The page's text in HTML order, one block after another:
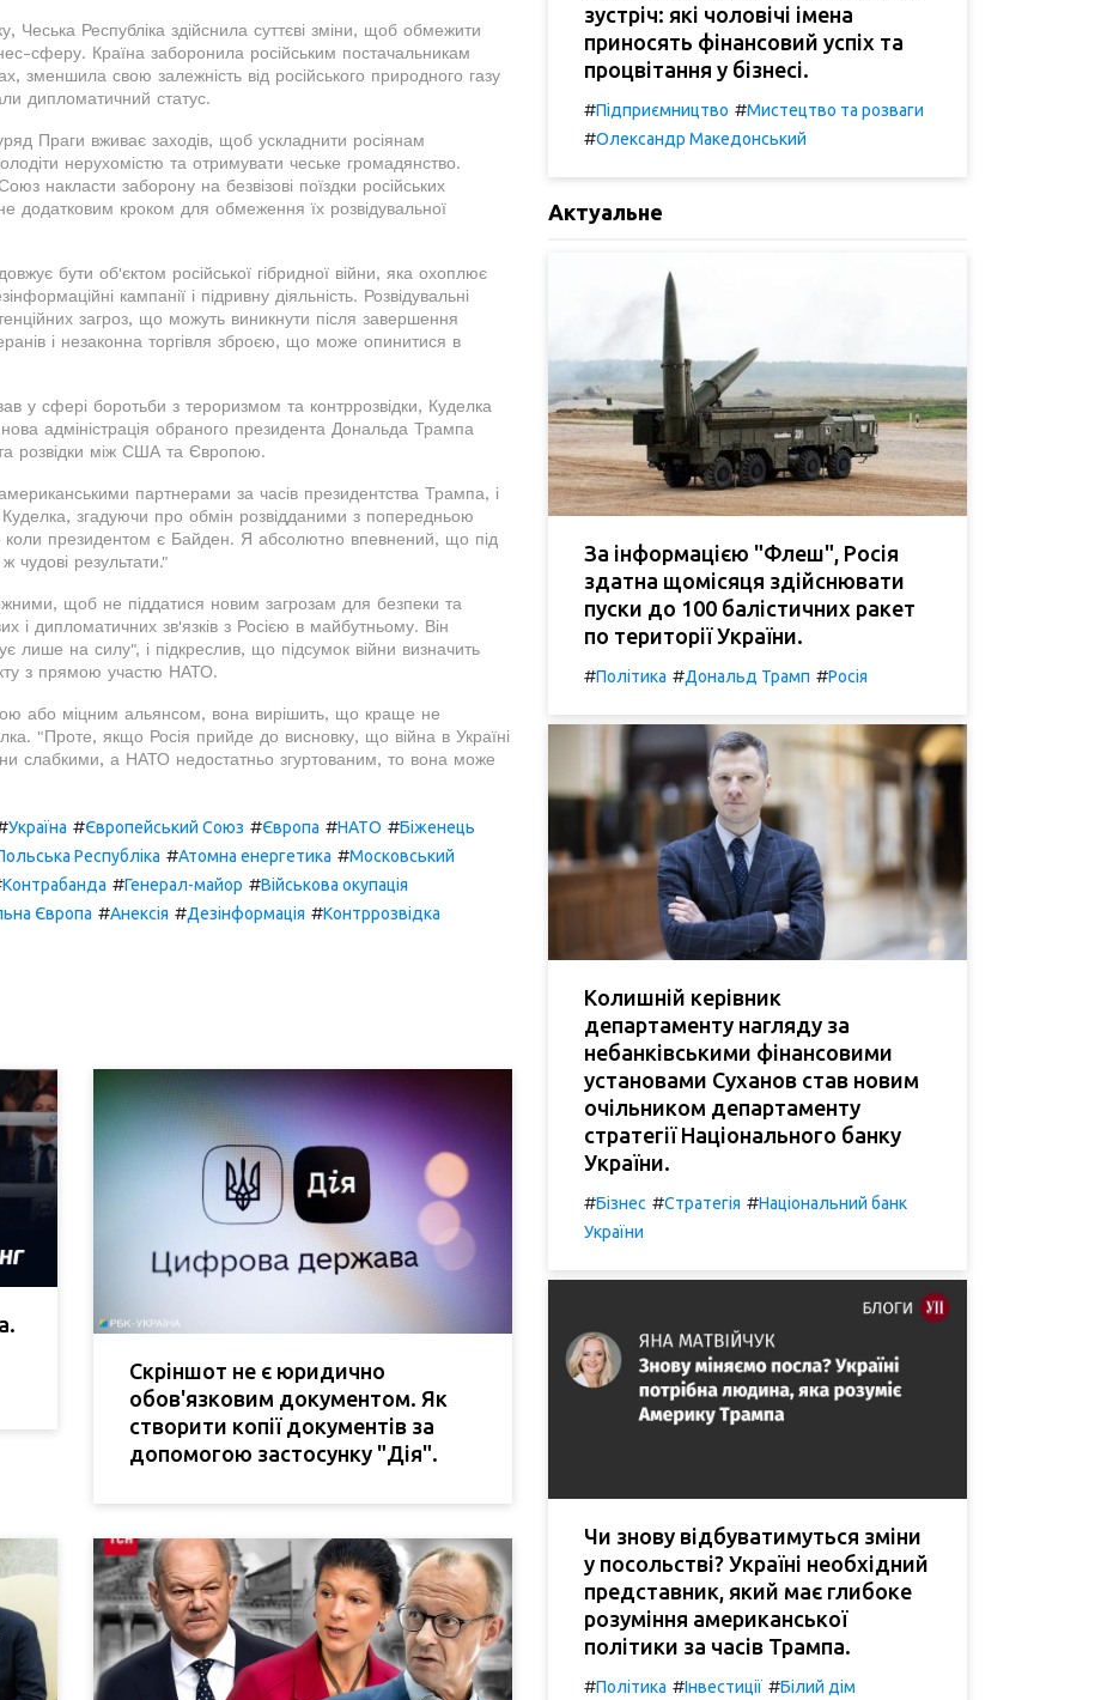
Чеська Республіка здійснила суттєві зміни, щоб обмежити
сферу. Країна заборонила російським постачальникам
зменшила свою залежність від російського природного газу
дипломатичний статус.
Праги вживає заходів, щоб ускладнити росіянам
нерухомістю та отримувати чеське громадянство.
накласти заборону на безвізові поїздки російських
кроком для обмеження їх розвідувальної
бути об'єктом російської гібридної війни, яка охоплює
кампанії і підривну діяльність. Розвідувальні
загроз, що можуть виникнути після завершення
і незаконна торгівля зброєю, що може опинитися в
у сфері боротьби з тероризмом та контррозвідки, Куделка
адміністрація обраного президента Дональда Трампа
розвідки між США та Європою.
партнерами за часів президентства Трампа, і
згадуючи про обмін розвідданими з попередньою
коли президентом є Байден. Я абсолютно впевнений, що під
чудові результати."
щоб не піддатися новим загрозам для безпеки та
і дипломатичних зв'язків з Росією в майбутньому. Він
лише на силу", і підкреслив, що підсумок війни визначить
з прямою участю НАТО.
або міцним альянсом, вона вирішить, що краще не
"Проте, якщо Росія прийде до висновку, що війна в Україні
слабкими, а НАТО недостатньо згуртованим, то вона може
Україна #Європейський Союз #Європа #НАТО #Біженець
Республіка #Атомна енергетика #Московський
Контрабанда #Генерал-майор #Військова окупація
Європа #Анексія #Дезінформація #Контррозвідка
Скріншот не є юридично
обов'язковим документом. Як
створити копії документів за
допомогою застосунку "Дія".
зустріч: які чоловічі імена
приносять фінансовий успіх та
процвітання у бізнесі.
#Підприємництво #Мистецтво та розваги
#Олександр Македонський
Актуальне
За інформацією "Флеш", Росія
здатна щомісяця здійснювати
пуски до 100 балістичних ракет
по території України.
#Політика #Дональд Трамп #Росія
Колишній керівник
департаменту нагляду за
небанківськими фінансовими
установами Суханов став новим
очільником департаменту
стратегії Національного банку
України.
#Бізнес #Стратегія #Національний банк
України
Чи знову відбуватимуться зміни
у посольстві? Україні необхідний
представник, який має глибоке
розуміння американської
політики за часів Трампа.
#Політика #Інвестиції #Білий дім